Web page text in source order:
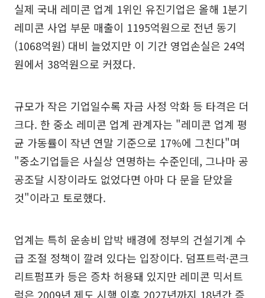
실제 국내 레미콘 업계 1위인 유진기업은 올해 1분기
레미콘 사업 부문 매출이 1195억원으로 전년 동기
(1068억원) 대비 늘었지만 이 기간 영업손실은 24억
원에서 38억원으로 커졌다.
규모가 작은 기업일수록 자금 사정 악화 등 타격은 더
크다. 한 중소 레미콘 업계 관계자는 "레미콘 업계 평
균 가동률이 작년 연말 기준으로 17%에 그친다"며
"중소기업들은 사실상 연명하는 수준인데, 그나마 공
공조달 시장이라도 없었다면 아마 다 문을 닫았을
것"이라고 토로했다.
업계는 특히 운송비 압박 배경에 정부의 건설기계 수
급 조절 정책이 깔려 있다는 입장이다. 덤프트럭·콘크
리트펌프카 등은 증차 허용돼 있지만 레미콘 믹서트
럭은 2009년 제도 시행 이후 2027년까지 18년간 증